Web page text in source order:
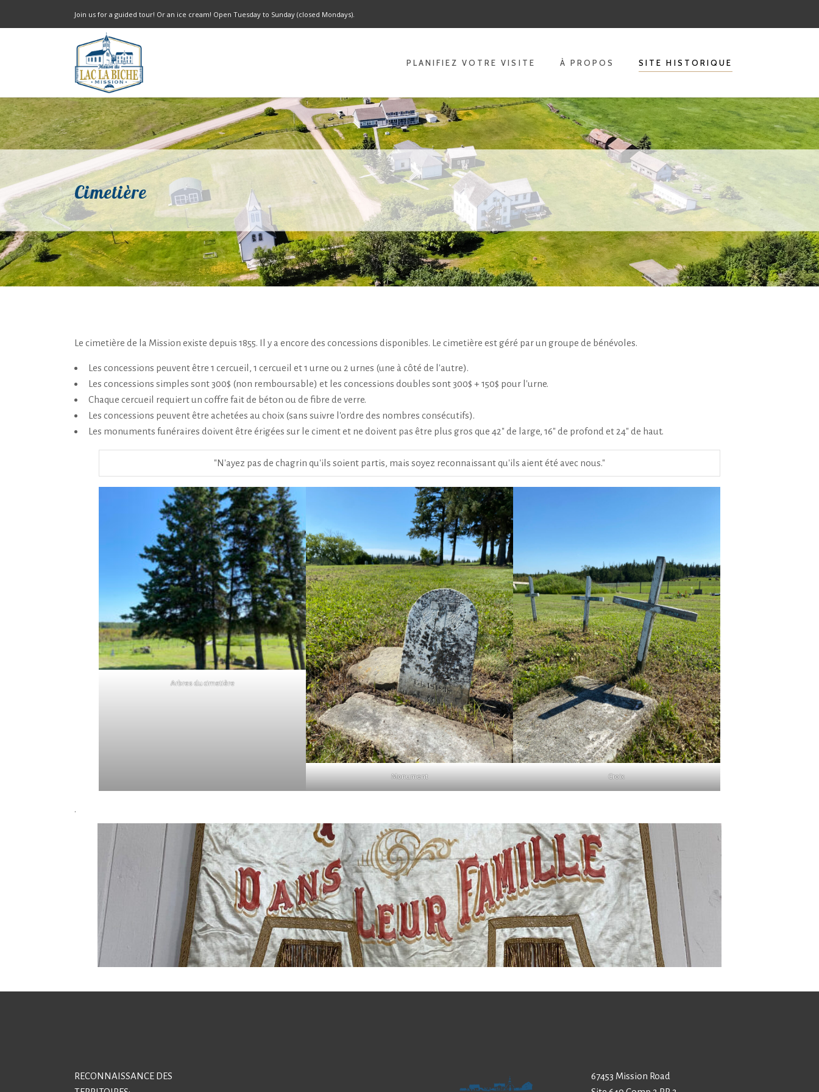
Join us for a guided tour! Or an ice cream! Open Tuesday to Sunday (closed Mondays).
PLANIFIEZ VOTRE VISITE À PROPOS SITE HISTORIQUE
Cimetière
Le cimetière de la Mission existe depuis 1855. Il y a encore des concessions disponibles. Le cimetière est géré par un groupe de bénévoles.
Les concessions peuvent être 1 cercueil, 1 cercueil et 1 urne ou 2 urnes (une à côté de l'autre).
Les concessions simples sont 300$ (non remboursable) et les concessions doubles sont 300$ + 150$ pour l'urne.
Chaque cercueil requiert un coffre fait de béton ou de fibre de verre.
Les concessions peuvent être achetées au choix (sans suivre l'ordre des nombres consécutifs).
Les monuments funéraires doivent être érigées sur le ciment et ne doivent pas être plus gros que 42" de large, 16" de profond et 24" de haut.
"N'ayez pas de chagrin qu'ils soient partis, mais soyez reconnaissant qu'ils aient été avec nous."
Arbres du cimetière
Monument Croix
.
RECONNAISSANCE DES
67453 Mission Road